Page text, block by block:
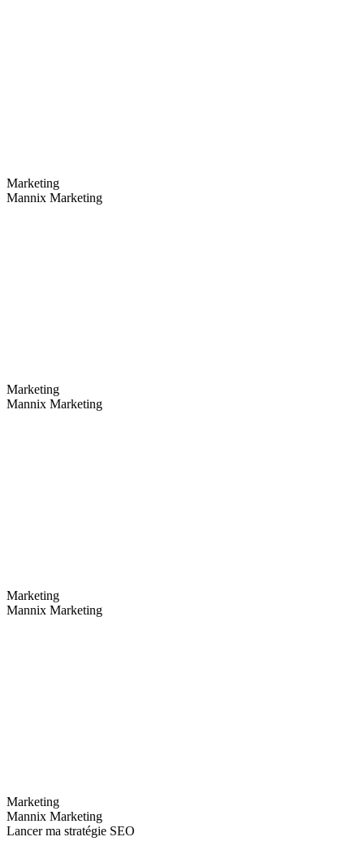
Marketing
Mannix Marketing
Marketing
Mannix Marketing
Marketing
Mannix Marketing
Marketing
Mannix Marketing
Lancer ma stratégie SEO